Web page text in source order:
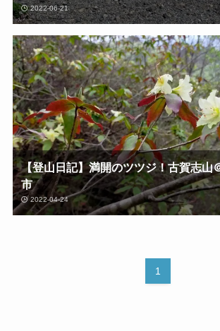
2022-06-21
【登山日記】満開のツツジ！古賀志山
市
2022-04-24
1